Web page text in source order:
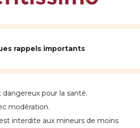
rappels importants
dangereux pour la santé.
modération.
interdite aux mineurs de moins